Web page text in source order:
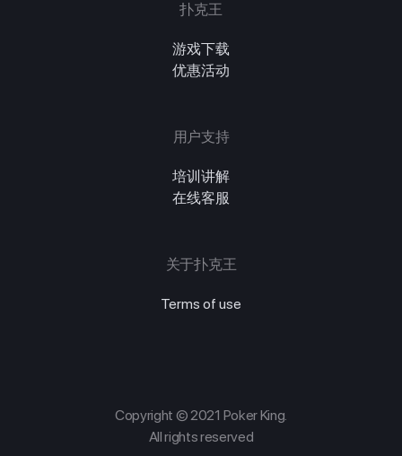
扑克王
游戏下载
优惠活动
用户支持
培训讲解
在线客服
关于扑克王
Terms of use
Copyright © 2021 Poker King.
All rights reserved